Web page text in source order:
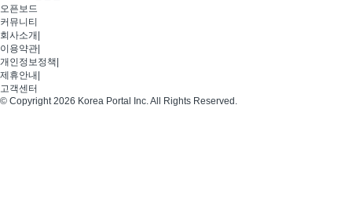
오픈보드
커뮤니티
회사소개
이용약관
개인정보정책
제휴안내
고객센터
© Copyright 2026 Korea Portal Inc. All Rights Reserved.